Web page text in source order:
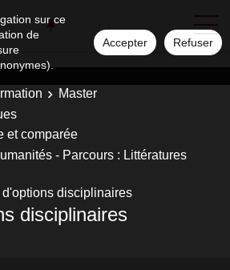
sur ce
de
Accepter Refuser
Master
et comparée
- Parcours : Littératures
d'options disciplinaires
disciplinaires